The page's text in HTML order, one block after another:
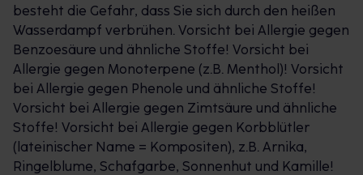
besteht die Gefahr, dass Sie sich durch den heißen
Wasserdampf verbrühen. Vorsicht bei Allergie gegen
Benzoesäure und ähnliche Stoffe! Vorsicht bei
Allergie gegen Monoterpene (z.B. Menthol)! Vorsicht
bei Allergie gegen Phenole und ähnliche Stoffe!
Vorsicht bei Allergie gegen Zimtsäure und ähnliche
Stoffe! Vorsicht bei Allergie gegen Korbblütler
(lateinischer Name = Kompositen), z.B. Arnika,
Ringelblume, Schafgarbe, Sonnenhut und Kamille!